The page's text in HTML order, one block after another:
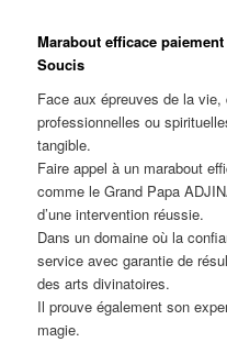
Marabout efficace
Soucis
Face aux épreuves de la
professionnelles ou
tangible.
Faire appel à un marabout
comme le Grand Papa
d’une intervention réussie.
Dans un domaine où la
service avec garantie de
des arts divinatoires.
Il prouve également son
magie.